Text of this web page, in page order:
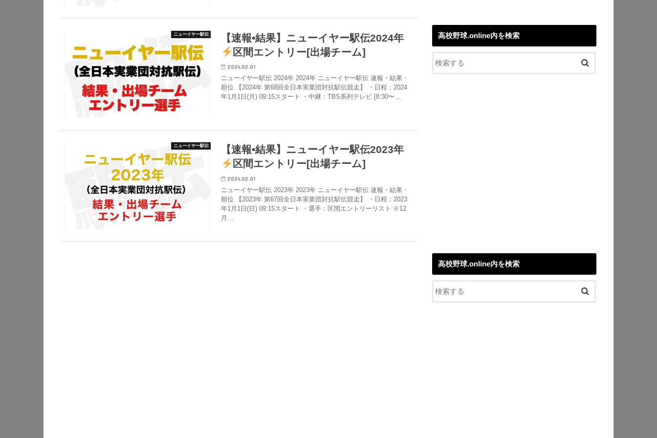
ニューイヤー駅伝
【速報•結果】ニューイヤー駅伝2024年
区間エントリー[出場チーム]
2024.02.01
ニューイヤー駅伝 2024年 2024年 ニューイヤー駅伝 速報・結果・
順位 【2024年 第68回全日本実業団対抗駅伝競走】 ・日程：2024
年1月1日(月) 09:15スタート ・中継：TBS系列テレビ [8:30〜…
ニューイヤー駅伝
【速報•結果】ニューイヤー駅伝2023年
区間エントリー[出場チーム]
2024.02.01
ニューイヤー駅伝 2023年 2023年 ニューイヤー駅伝 速報・結果・
順位 【2023年 第67回全日本実業団対抗駅伝競走】 ・日程：2023
年1月1日(日) 09:15スタート ・選手：区間エントリーリスト ※12
月…
高校野球.online内を検索
高校野球.online内を検索